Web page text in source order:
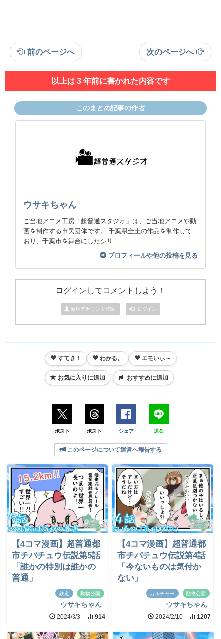
前のページへ 次のページへ
以上は 3 年前に書かれた内容です
このまとめ記事の作者
ウサキちゃん
ご当地アニメ工房「超普通スタジオ」は、ご当地アニメや動
画を制作する市民団体です。 千葉県全土の作品を制作して
おり、千葉市を舞台にしたシリ...
プロフィールや他の投稿を見る
ログインしてコメントしよう！
新規アカウント登録 ログイン
すてき！ わかる。 エモいぃ～
お気に入りに追加 おすすめに追加
ポスト ポスト シェア 送る
このページについて運営へ報告する
【4コマ漫画】超普通都
市チバチュウ伝説第5話
「誰かの特別は誰かの
普通」
鉄道 動物公園
ウサキちゃん
2024/3/3 914
【4コマ漫画】超普通都
市チバチュウ伝説第4話
「今ないものは気付か
ない」
カルチャー 動物公園
ウサキちゃん
2024/2/10 1207